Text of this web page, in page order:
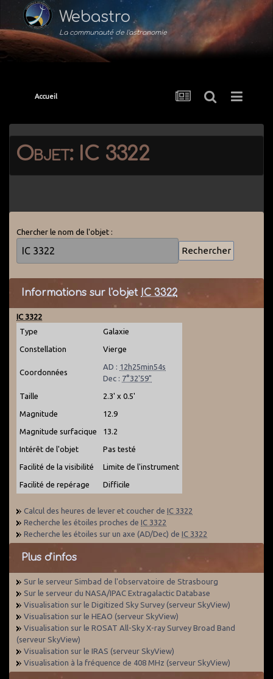
Webastro
La communauté de l'astronomie
Accueil
Objet: IC 3322
Chercher le nom de l'objet :
Informations sur l'objet IC 3322
IC 3322
Type
Galaxie
Constellation Vierge
Coordonnées
AD : 12h25min54s
Dec : 7°32'59"
Taille 2.3' x 0.5'
Magnitude 12.9
Magnitude surfacique 13.2
Intérêt de l'objet Pas testé
Facilité de la visibilité Limite de l'instrument
Facilité de repérage Difficile
Calcul des heures de lever et coucher de IC 3322
Recherche les étoiles proches de IC 3322
Recherche les étoiles sur un axe (AD/Dec) de IC 3322
Plus d'infos
Sur le serveur Simbad de l'observatoire de Strasbourg
Sur le serveur du NASA/IPAC Extragalactic Database
Visualisation sur le Digitized Sky Survey (serveur SkyView)
Visualisation sur le HEAO (serveur SkyView)
Visualisation sur le ROSAT All-Sky X-ray Survey Broad Band
(serveur SkyView)
Visualisation sur le IRAS (serveur SkyView)
Visualisation à la fréquence de 408 MHz (serveur SkyView)